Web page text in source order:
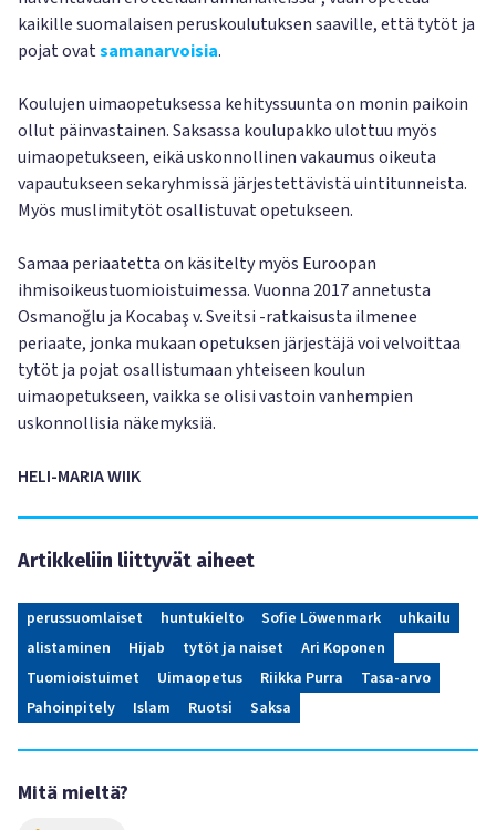
kaikille suomalaisen peruskoulutuksen saaville, että tytöt ja
pojat ovatsamanarvoisia.
Koulujen uimaopetuksessa kehityssuunta on monin paikoin
ollut päinvastainen. Saksassa koulupakko ulottuu myös
uimaopetukseen, eikä uskonnollinen vakaumus oikeuta
vapautukseen sekaryhmissä järjestettävistä uintitunneista.
Myös muslimitytöt osallistuvat opetukseen.
Samaa periaatetta on käsitelty myös Euroopan
ihmisoikeustuomioistuimessa. Vuonna 2017 annetusta
Osmanoğlu ja Kocabaş v. Sveitsi -ratkaisusta ilmenee
periaate, jonka mukaan opetuksen järjestäjä voi velvoittaa
tytöt ja pojat osallistumaan yhteiseen koulun
uimaopetukseen, vaikka se olisi vastoin vanhempien
uskonnollisia näkemyksiä.
HELI-MARIA WIIK
Artikkeliin liittyvät aiheet
perussuomlaiset huntukielto Sofie Löwenmark
uhkailu
alistaminen
Hijab tytöt ja naiset
Ari Koponen
Tuomioistuimet
Uimaopetus Riikka Purra
Tasa-arvo
Pahoinpitely
Islam Ruotsi Saksa
Mitä mieltä?